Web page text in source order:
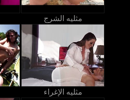
مثليه الشرج
مثليه الإغراء